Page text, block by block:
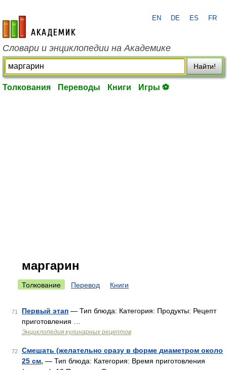
academic.ru
EN DE ES FR
Словари и энциклопедии на Академике
Найти!
Толкования Переводы Книги Игры ⚽
маргарин
Толкование Перевод Книги
71 Первый этап — Тип блюда: Категория: Продукты: Рецепт
приготовления …
Энциклопедия кулинарных рецептов
72
Смешать (желательно сразу в форме диаметром около
25 см, — Тип блюда: Категория: Время приготовления